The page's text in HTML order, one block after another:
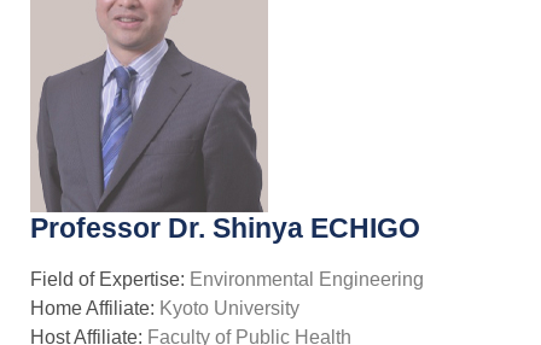
Professor Dr. Shinya ECHIGO
Field of Expertise: Environmental Engineering
Home Affiliate: Kyoto University
Host Affiliate: Faculty of Public Health